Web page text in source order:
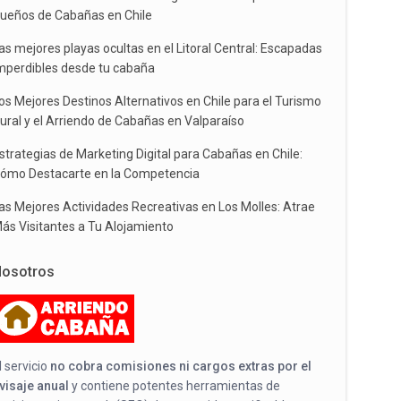
de Cabañas en Chile
mejores playas ocultas en el Litoral Central: Escapadas
desde tu cabaña
Mejores Destinos Alternativos en Chile para el Turismo
y el Arriendo de Cabañas en Valparaíso
de Marketing Digital para Cabañas en Chile:
Destacarte en la Competencia
Mejores Actividades Recreativas en Los Molles: Atrae
Visitantes a Tu Alojamiento
servicio no cobra comisiones ni cargos extras por el
anual y contiene potentes herramientas de